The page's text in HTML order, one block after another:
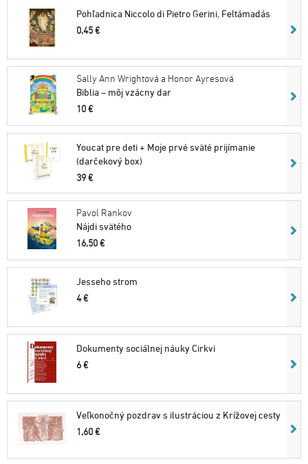
Pohľadnica Niccolo di Pietro Gerini, Feltámadás
0,45 €
Sally Ann Wrightová a Honor Ayresová
Biblia – môj vzácny dar
10 €
Youcat pre deti + Moje prvé sväté prijímanie
(darčekový box)
39 €
Pavol Rankov
Nájdi svätého
16,50 €
Jesseho strom
4 €
Dokumenty sociálnej náuky Cirkvi
6 €
Veľkonočný pozdrav s ilustráciou z Krížovej cesty
1,60 €